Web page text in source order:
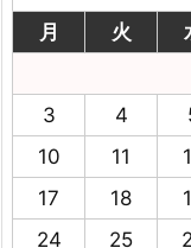
月
火
3
4
10
11
17
18
24
25